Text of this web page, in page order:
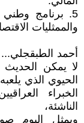
5. برنامج وطني
والممثليات
أحمد
لا يمكن الحديث
الحيوي الذي
الخبراء
الناشئة،
ويمثل اليوم